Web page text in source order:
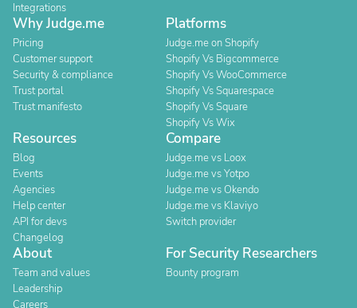
Integrations
Why Judge.me
Pricing
Customer support
Security & compliance
Trust portal
Trust manifesto
Platforms
Judge.me on Shopify
Shopify Vs Bigcommerce
Shopify Vs WooCommerce
Shopify Vs Squarespace
Shopify Vs Square
Shopify Vs Wix
Resources
Blog
Events
Agencies
Help center
API for devs
Changelog
Compare
Judge.me vs Loox
Judge.me vs Yotpo
Judge.me vs Okendo
Judge.me vs Klaviyo
Switch provider
About
Team and values
Leadership
Careers
For Security Researchers
Bounty program